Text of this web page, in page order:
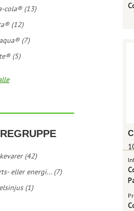
cola® (13)
(12)
(7)
(5)
(42)
eller energi... (7)
(1)